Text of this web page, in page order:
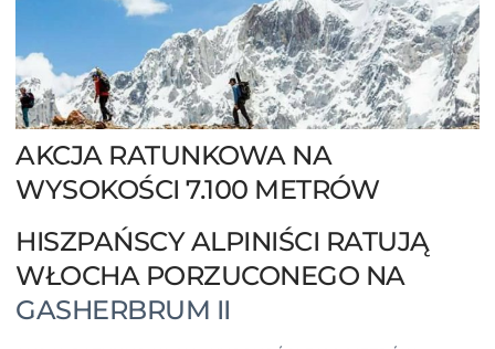
AKCJA RATUNKOWA NA
WYSOKOŚCI 7.100 METRÓW
HISZPAŃSCY ALPINIŚCI RATUJĄ
WŁOCHA PORZUCONEGO NA
GASHERBRUM II